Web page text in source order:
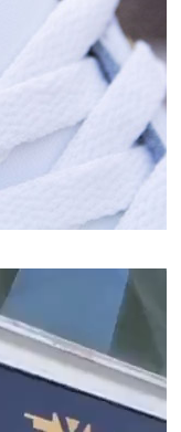
نمایشگر
ویدیو